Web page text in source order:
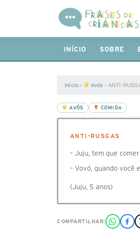
INÍCIO SOBRE
Início › Avós › ANTI-
AVÓS COMIDA
ANTI-RUSGAS
– Juju, tem que
– Vovó, quando você
(Juju, 5 anos)
COMPARTILHAR: